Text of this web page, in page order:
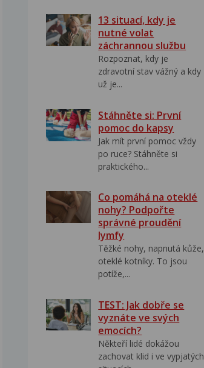
13 situací, kdy je
nutné volat
záchrannou službu
Rozpoznat, kdy je
zdravotní stav vážný a kdy
už je...
Stáhněte si: První
pomoc do kapsy
Jak mít první pomoc vždy
po ruce? Stáhněte si
praktického...
Co pomáhá na oteklé
nohy? Podpořte
správné proudění
lymfy
Těžké nohy, napnutá kůže,
oteklé kotníky. To jsou
potíže,...
TEST: Jak dobře se
vyznáte ve svých
emocích?
Někteří lidé dokážou
zachovat klid i ve vypjatých